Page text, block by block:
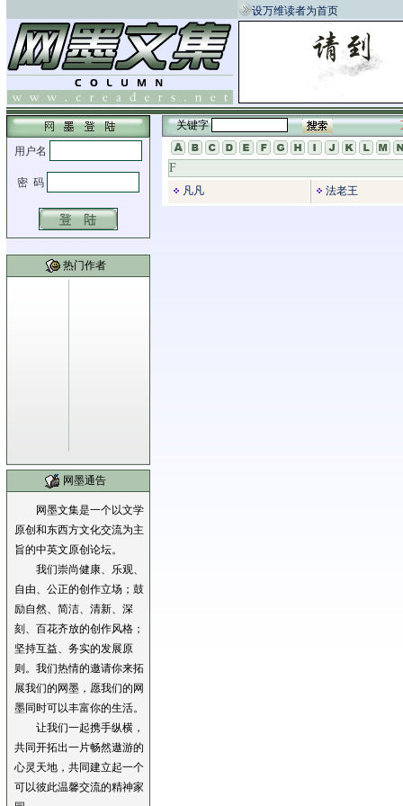
设万维读者为首页
热门作者
网墨通告
网墨文集是一个以文学
原创和东西方文化交流为主
旨的中英文原创论坛。
我们崇尚健康、乐观、
自由、公正的创作立场；鼓
励自然、简洁、清新、深
刻、百花齐放的创作风格；
坚持互益、务实的发展原
则。我们热情的邀请你来拓
展我们的网墨，愿我们的网
墨同时可以丰富你的生活。
让我们一起携手纵横，
共同开拓出一片畅然遨游的
心灵天地，共同建立起一个
可以彼此温馨交流的精神家
关键字
F
凡凡 法老王